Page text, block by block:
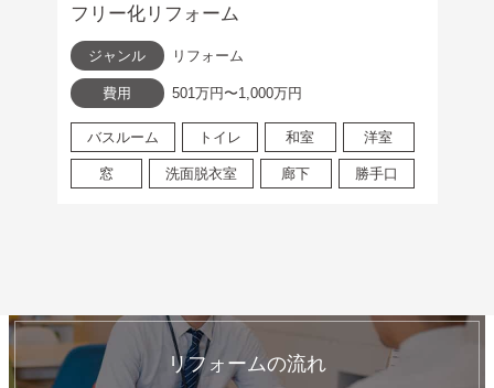
フリー化リフォーム
ジャンル リフォーム
費用 501万円〜1,000万円
バスルーム トイレ 和室 洋室
窓 洗面脱衣室 廊下 勝手口
リフォームの流れ